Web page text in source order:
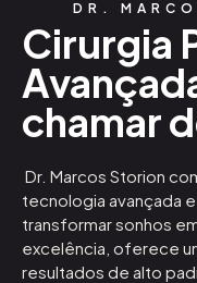
DR.
Cirurgia
chamar
Dr. Marcos Storion
tecnologia avançada
transformar sonhos
excelência, oferece
resultados de alto